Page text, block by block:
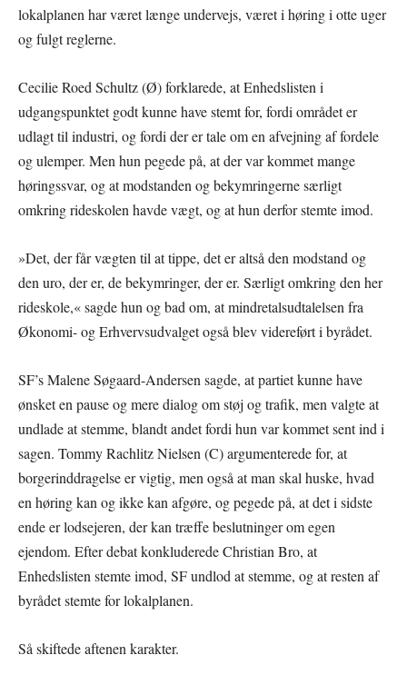
lokalplanen har været længe undervejs, været i høring i otte uger
og fulgt reglerne.
Cecilie Roed Schultz (Ø) forklarede, at Enhedslisten i
udgangspunktet godt kunne have stemt for, fordi området er
udlagt til industri, og fordi der er tale om en afvejning af fordele
og ulemper. Men hun pegede på, at der var kommet mange
høringssvar, og at modstanden og bekymringerne særligt
omkring rideskolen havde vægt, og at hun derfor stemte imod.
»Det, der får vægten til at tippe, det er altså den modstand og
den uro, der er, de bekymringer, der er. Særligt omkring den her
rideskole,« sagde hun og bad om, at mindretalsudtalelsen fra
Økonomi- og Erhvervsudvalget også blev videreført i byrådet.
SF’s Malene Søgaard-Andersen sagde, at partiet kunne have
ønsket en pause og mere dialog om støj og trafik, men valgte at
undlade at stemme, blandt andet fordi hun var kommet sent ind i
sagen. Tommy Rachlitz Nielsen (C) argumenterede for, at
borgerinddragelse er vigtig, men også at man skal huske, hvad
en høring kan og ikke kan afgøre, og pegede på, at det i sidste
ende er lodsejeren, der kan træffe beslutninger om egen
ejendom. Efter debat konkluderede Christian Bro, at
Enhedslisten stemte imod, SF undlod at stemme, og at resten af
byrådet stemte for lokalplanen.
Så skiftede aftenen karakter.